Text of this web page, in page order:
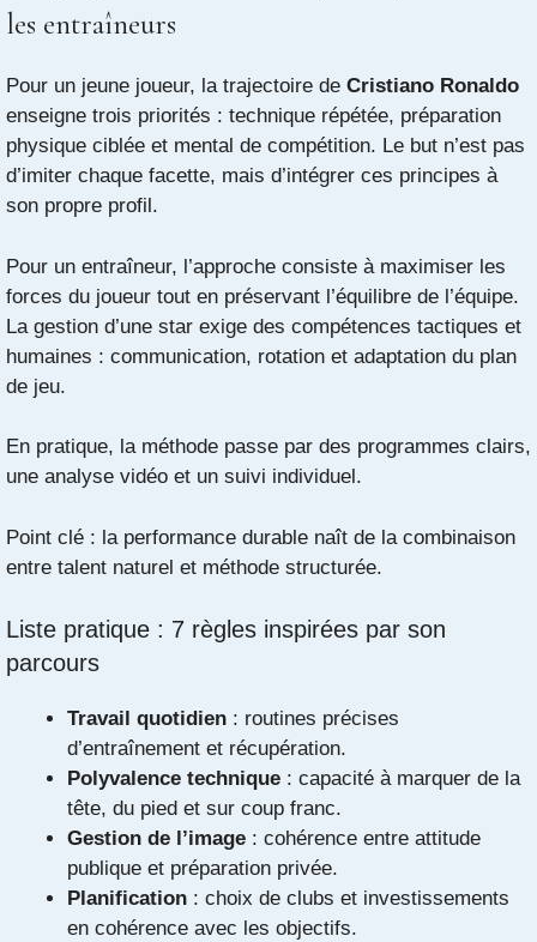
les entraîneurs
Pour un jeune joueur, la trajectoire de Cristiano Ronaldo
enseigne trois priorités : technique répétée, préparation
physique ciblée et mental de compétition. Le but n’est pas
d’imiter chaque facette, mais d’intégrer ces principes à
son propre profil.
Pour un entraîneur, l’approche consiste à maximiser les
forces du joueur tout en préservant l’équilibre de l’équipe.
La gestion d’une star exige des compétences tactiques et
humaines : communication, rotation et adaptation du plan
de jeu.
En pratique, la méthode passe par des programmes clairs,
une analyse vidéo et un suivi individuel.
Point clé : la performance durable naît de la combinaison
entre talent naturel et méthode structurée.
Liste pratique : 7 règles inspirées par son
parcours
Travail quotidien : routines précises
d’entraînement et récupération.
Polyvalence technique : capacité à marquer de la
tête, du pied et sur coup franc.
Gestion de l’image : cohérence entre attitude
publique et préparation privée.
Planification : choix de clubs et investissements
en cohérence avec les objectifs.